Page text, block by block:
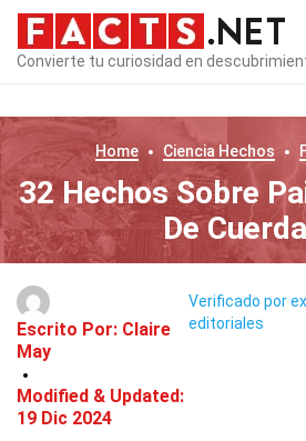
Convierte tu curiosidad en
Home Ciencia Hechos
32 Hechos Sobre
De
Escrito Por: Claire
May
Modified & Updated:
19 Dic 2024
Verificado por
editoriales